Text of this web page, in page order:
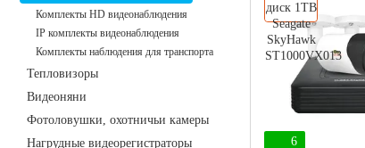
6
Комплекты HD видеонаблюдения
IP комплекты видеонаблюдения
Комплекты наблюдения для транспорта
Тепловизоры
Видеоняни
Фотоловушки, охотничьи камеры
Нагрудные видеорегистраторы